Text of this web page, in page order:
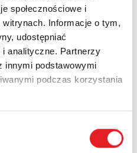
społecznościowe i
Informacje o tym,
udostępniać
i analityczne. Partnerzy
innymi podstawowymi
podczas korzystania